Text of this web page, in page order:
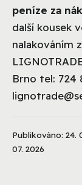
peníze za
další kousek
nalakováním
Brno tel: 724
Publikováno: 24.
07. 2026